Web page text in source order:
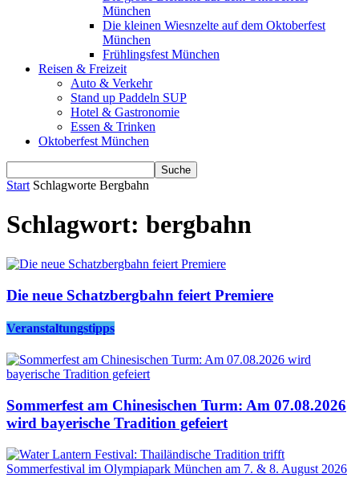
München
Die kleinen Wiesnzelte auf dem Oktoberfest
München
Frühlingsfest München
Reisen & Freizeit
Auto & Verkehr
Stand up Paddeln SUP
Hotel & Gastronomie
Essen & Trinken
Oktoberfest München
Start Schlagworte Bergbahn
Schlagwort: bergbahn
Die neue Schatzbergbahn feiert Premiere
Veranstaltungstipps
Sommerfest am Chinesischen Turm: Am 07.08.2026
wird bayerische Tradition gefeiert